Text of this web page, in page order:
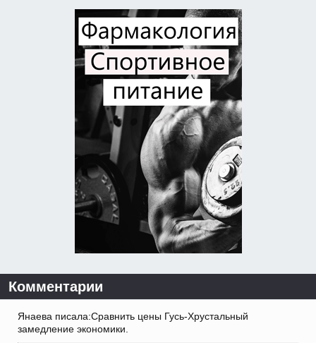
Комментарии
Янаева писала:Сравнить цены Гусь-Хрустальный
замедление экономики.